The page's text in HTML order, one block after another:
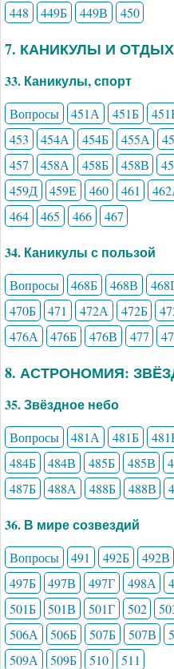
448 449Б 449В 450
7. КАНИКУЛЫ И ОТДЫХ
33. Каникулы, спорт
Вопросы 451А 451Б
453
454А 454Б 455А
457
458А 458Б 458В
459Д
459Е 460 461
464
465 466 467
34. Каникулы с пользой
Вопросы 468Б 468В
470Б
471 472А 472Б
476А
476Б 476В 477
8. АСТРОНОМИЯ:
35. Звёздное небо
Вопросы 481А 481Б
484Б
484В 485Б 485В
487Б
488А 488Б 488В
36. В мире созвездий
Вопросы 491 492Б 492В
497Б
497В 497Г 498А
501Б
501В 501Г 502
506А
506Б 507Б 507В
509А
509Б 510 511